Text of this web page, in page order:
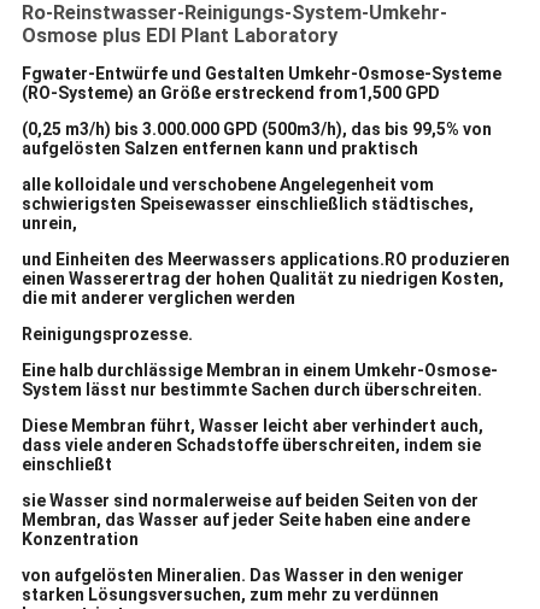
Ro-Reinstwasser-Reinigungs-System-Umkehr-
Osmose plus EDI Plant Laboratory
Fgwater-Entwürfe und Gestalten Umkehr-Osmose-Systeme
(RO-Systeme) an Größe erstreckend from1,500 GPD
(0,25 m3/h) bis 3.000.000 GPD (500m3/h), das bis 99,5% von
aufgelösten Salzen entfernen kann und praktisch
alle kolloidale und verschobene Angelegenheit vom
schwierigsten Speisewasser einschließlich städtisches,
unrein,
und Einheiten des Meerwassers applications.RO produzieren
einen Wasserertrag der hohen Qualität zu niedrigen Kosten,
die mit anderer verglichen werden
Reinigungsprozesse.
Eine halb durchlässige Membran in einem Umkehr-Osmose-
System lässt nur bestimmte Sachen durch überschreiten.
Diese Membran führt, Wasser leicht aber verhindert auch,
dass viele anderen Schadstoffe überschreiten, indem sie
einschließt
sie Wasser sind normalerweise auf beiden Seiten von der
Membran, das Wasser auf jeder Seite haben eine andere
Konzentration
von aufgelösten Mineralien. Das Wasser in den weniger
starken Lösungsversuchen, zum mehr zu verdünnen